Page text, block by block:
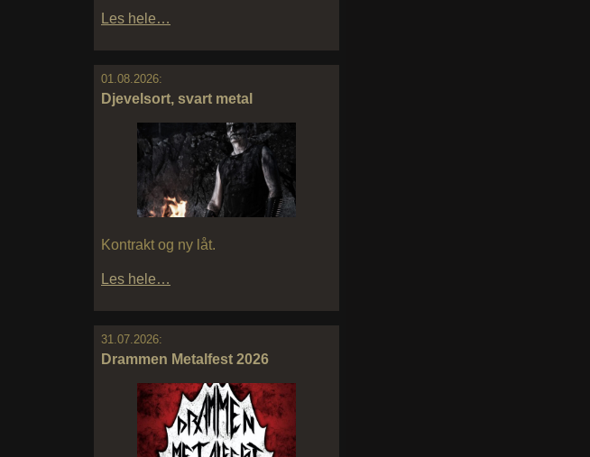
Les hele…
01.08.2026:
Djevelsort, svart metal
Kontrakt og ny låt.
Les hele…
31.07.2026:
Drammen Metalfest 2026